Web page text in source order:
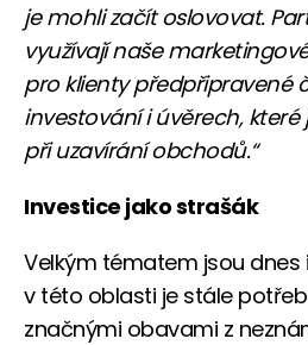
je mohli začít oslovovat.
využívají naše
pro klienty předpřipravené
investování i úvěrech, které
při uzavírání obchodů.“
Investice jako strašák
Velkým tématem jsou dnes
v této oblasti je stále
značnými obavami z